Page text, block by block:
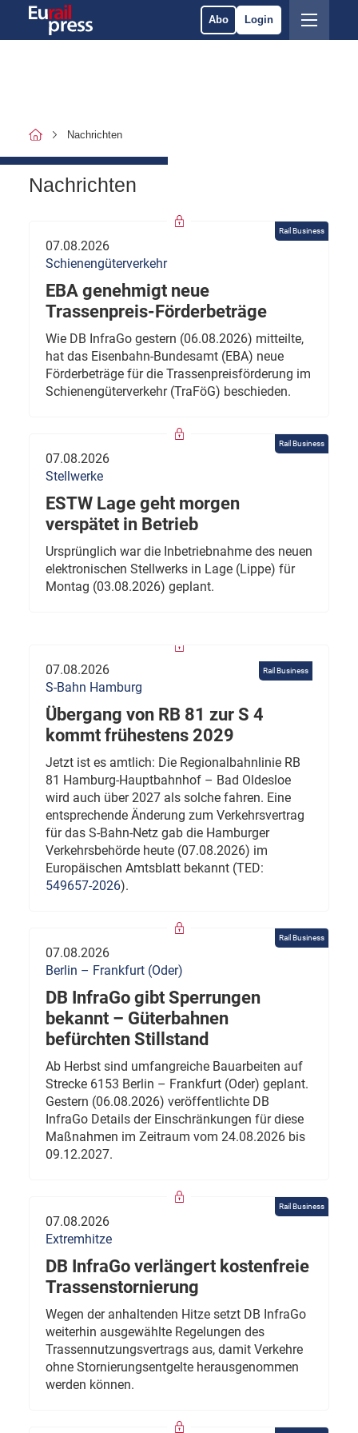
Abo Login
Nachrichten
Nachrichten
Rail Business
07.08.2026
Schienengüterverkehr
EBA genehmigt neue
Trassenpreis-Förderbeträge
Wie DB InfraGo gestern (06.08.2026) mitteilte,
hat das Eisenbahn-Bundesamt (EBA) neue
Förderbeträge für die Trassenpreisförderung im
Schienengüterverkehr (TraFöG) beschieden.
Rail Business
07.08.2026
Stellwerke
ESTW Lage geht morgen
verspätet in Betrieb
Ursprünglich war die Inbetriebnahme des neuen
elektronischen Stellwerks in Lage (Lippe) für
Montag (03.08.2026) geplant.
Rail Business
07.08.2026
S-Bahn Hamburg
Übergang von RB 81 zur S 4
kommt frühestens 2029
Jetzt ist es amtlich: Die Regionalbahnlinie RB
81 Hamburg-Hauptbahnhof – Bad Oldesloe
wird auch über 2027 als solche fahren. Eine
entsprechende Änderung zum Verkehrsvertrag
für das S-Bahn-Netz gab die Hamburger
Verkehrsbehörde heute (07.08.2026) im
Europäischen Amtsblatt bekannt (TED:
549657-2026).
Rail Business
07.08.2026
Berlin – Frankfurt (Oder)
DB InfraGo gibt Sperrungen
bekannt – Güterbahnen
befürchten Stillstand
Ab Herbst sind umfangreiche Bauarbeiten auf
Strecke 6153 Berlin – Frankfurt (Oder) geplant.
Gestern (06.08.2026) veröffentlichte DB
InfraGo Details der Einschränkungen für diese
Maßnahmen im Zeitraum vom 24.08.2026 bis
09.12.2027.
Rail Business
07.08.2026
Extremhitze
DB InfraGo verlängert kostenfreie
Trassenstornierung
Wegen der anhaltenden Hitze setzt DB InfraGo
weiterhin ausgewählte Regelungen des
Trassennutzungsvertrags aus, damit Verkehre
ohne Stornierungsentgelte herausgenommen
werden können.